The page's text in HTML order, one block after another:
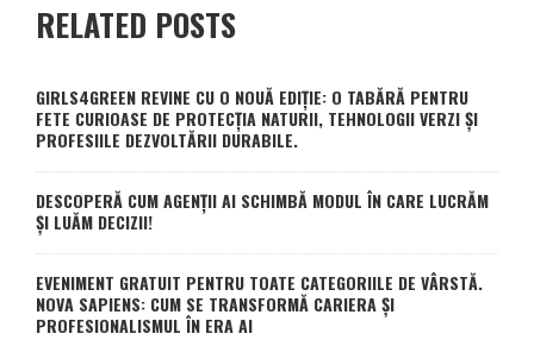
RELATED POSTS
GIRLS4GREEN REVINE CU O NOUĂ EDIȚIE: O TABĂRĂ PENTRU
FETE CURIOASE DE PROTECȚIA NATURII, TEHNOLOGII VERZI ȘI
PROFESIILE DEZVOLTĂRII DURABILE.
DESCOPERĂ CUM AGENȚII AI SCHIMBĂ MODUL ÎN CARE LUCRĂM
ȘI LUĂM DECIZII!
EVENIMENT GRATUIT PENTRU TOATE CATEGORIILE DE VÂRSTĂ.
NOVA SAPIENS: CUM SE TRANSFORMĂ CARIERA ȘI
PROFESIONALISMUL ÎN ERA AI